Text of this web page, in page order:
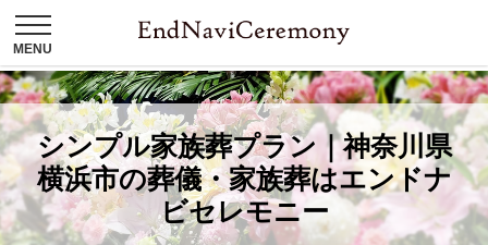
シンプル家族葬プラン｜神奈川県
横浜市の葬儀・家族葬はエンドナ
ビセレモニー